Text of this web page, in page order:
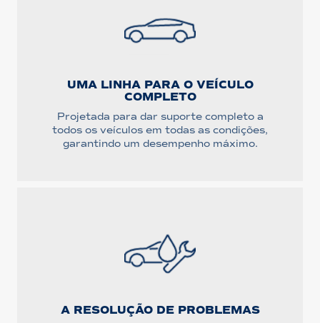
UMA LINHA PARA O VEÍCULO
COMPLETO
Projetada para dar suporte completo a
todos os veículos em todas as condições,
garantindo um desempenho máximo.
A RESOLUÇÃO DE PROBLEMAS